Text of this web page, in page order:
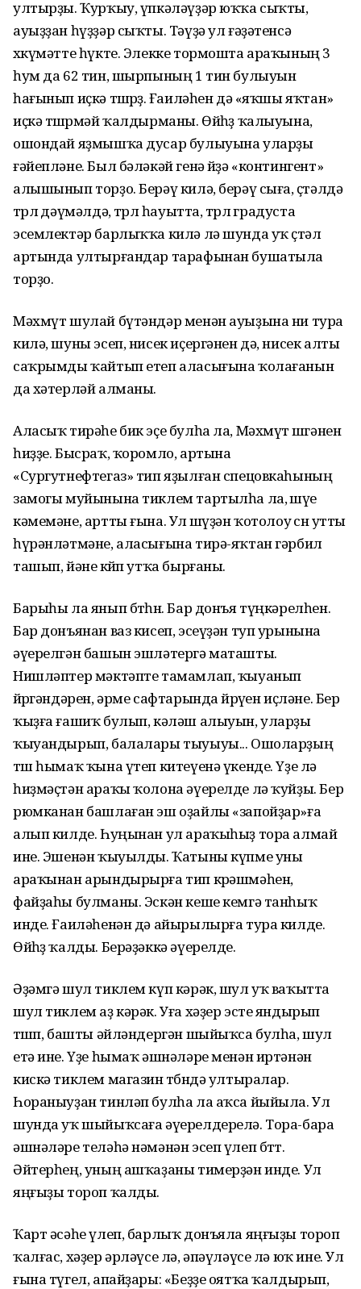
ултырҙы. Ҡурҡыу, үпкәләүҙәр юҡҡа сыҡты,
ауыҙҙан һүҙҙәр сыҡты. Тәүҙә ул ғәҙәтенсә
хөкүмәтте һүкте. Элекке тормошта араҡының 3
һум да 62 тин, шырпының 1 тин булыуын
һағынып иҫкә төшөрҙө. Ғаиләһен дә «яҡшы яҡтан»
иҫкә төшөрмәй ҡалдырманы. Өйһөҙ ҡалыуына,
ошондай яҙмышҡа дусар булыуына уларҙы
ғәйепләне. Был бәләкәй генә өйҙә «контингент»
алышынып торҙо. Берәү килә, берәү сыға, өҫтәлдә
төрлө дәүмәлдә, төрлө һауытта, төрлө градуста
эсемлектәр барлыҡҡа килә лә шунда уҡ өҫтәл
артында ултырғандар тарафынан бушатыла
торҙо.
Мәхмүт шулай бүтәндәр менән ауыҙына ни тура
килә, шуны эсеп, нисек иҫергәнен дә, нисек алты
саҡрымды ҡайтып етеп аласығына ҡолағанын
да хәтерләй алманы.
Аласыҡ тирәһе бик эҫе булһа ла, Мәхмүт өшөгәнен
һиҙҙе. Бысраҡ, ҡоромло, артына
«Сургутнефтегаз» тип яҙылған спецовкаһының
замогы муйынына тиклем тартылһа ла, өшөүе
кәмемәне, артты ғына. Ул өшөүҙән ҡотолоу өсөн утты
һүрәнләтмәне, аласығына тирә-яҡтан гәрбил
ташып, йәне көйөп утҡа бырғаны.
Барыһы ла янып бөтһөн. Бар донъя түңкәрелһен.
Бар донъянан ваз кисеп, эсеүҙән туп урынына
әүерелгән башын эшләтергә маташты.
Нишләптер мәктәпте тамамлап, ҡыуанып
йөрөгәндәрен, әрме сафтарында йөрөүен иҫләне. Бер
ҡыҙға ғашиҡ булып, кәләш алыуын, уларҙы
ҡыуандырып, балалары тыуыуы... Ошоларҙың
төш һымаҡ ҡына үтеп китеүенә үкенде. Үҙе лә
һиҙмәҫтән араҡы ҡолона әүерелде лә ҡуйҙы. Бер
рюмканан башлаған эш оҙайлы «запойҙар»ға
алып килде. Һуңынан ул араҡыһыҙ тора алмай
ине. Эшенән ҡыуылды. Ҡатыны күпме уны
араҡынан арындырырға тип көрәшмәһен,
файҙаһы булманы. Эскән кеше кемгә танһыҡ
инде. Ғаиләһенән дә айырылырға тура килде.
Өйһөҙ ҡалды. Берәҙәккә әүерелде.
Әҙәмгә шул тиклем күп кәрәк, шул уҡ ваҡытта
шул тиклем аҙ кәрәк. Уға хәҙер эсте яндырып
төшөп, башты әйләндергән шыйыҡса булһа, шул
етә ине. Үҙе һымаҡ әшнәләре менән иртәнән
кискә тиклем магазин төбөндә ултыралар.
Һораныуҙан тинләп булһа ла аҡса йыйыла. Ул
шунда уҡ шыйыҡсаға әүерелдерелә. Тора-бара
әшнәләре теләһә нәмәнән эсеп үлеп бөттө.
Әйтерһең, уның ашҡаҙаны тимерҙән инде. Ул
яңғыҙы тороп ҡалды.
Ҡарт әсәһе үлеп, барлыҡ донъяла яңғыҙы тороп
ҡалғас, хәҙер әрләүсе лә, әпәүләүсе лә юҡ ине. Ул
ғына түгел, апайҙары: «Беҙҙе оятҡа ҡалдырып,